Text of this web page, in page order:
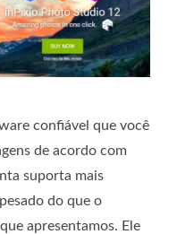
confiável que você
de acordo com
suporta mais
do que o
apresentamos. Ele